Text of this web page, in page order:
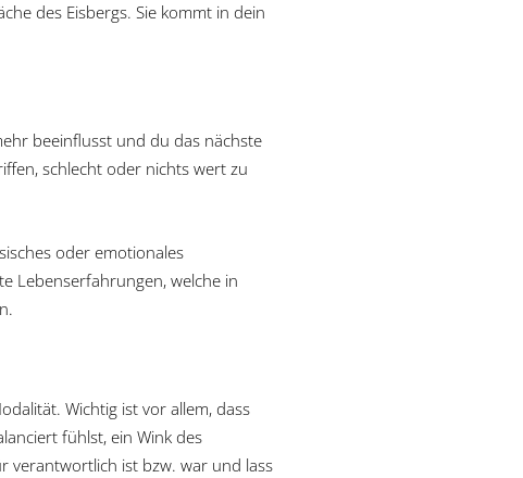
des Eisbergs. Sie kommt in dein
beeinflusst und du das nächste
schlecht oder nichts wert zu
oder emotionales
Lebenserfahrungen, welche in
Wichtig ist vor allem, dass
fühlst, ein Wink des
verantwortlich ist bzw. war und lass